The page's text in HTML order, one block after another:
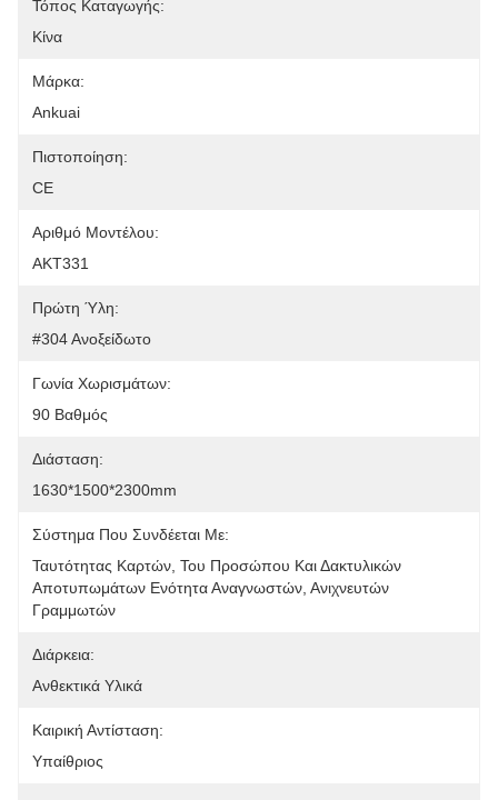
Τόπος Καταγωγής:
Κίνα
Μάρκα:
Ankuai
Πιστοποίηση:
CE
Αριθμό Μοντέλου:
AKT331
Πρώτη Ύλη:
#304 Ανοξείδωτο
Γωνία Χωρισμάτων:
90 Βαθμός
Διάσταση:
1630*1500*2300mm
Σύστημα Που Συνδέεται Με:
Ταυτότητας Καρτών, Του Προσώπου Και Δακτυλικών
Αποτυπωμάτων Ενότητα Αναγνωστών, Ανιχνευτών
Γραμμωτών
Διάρκεια:
Ανθεκτικά Υλικά
Καιρική Αντίσταση:
Υπαίθριος